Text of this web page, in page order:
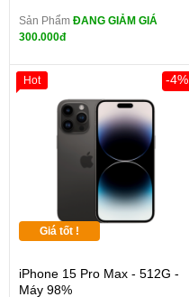
Sản Phẩm ĐANG GIẢM GIÁ
300.000đ
Giá tốt !
iPhone 15 Pro Max - 512G -
Máy 98%
-4%
Hot